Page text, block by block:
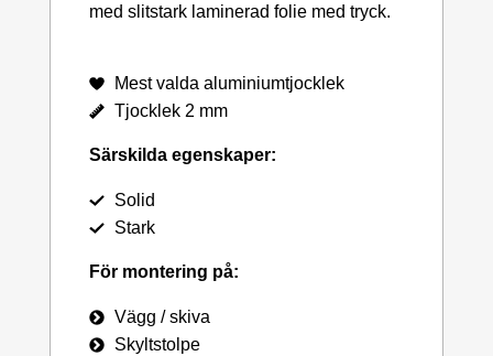
med slitstark laminerad folie med tryck.
Mest valda aluminiumtjocklek
Tjocklek 2 mm
Särskilda egenskaper:
Solid
Stark
För montering på:
Vägg / skiva
Skyltstolpe